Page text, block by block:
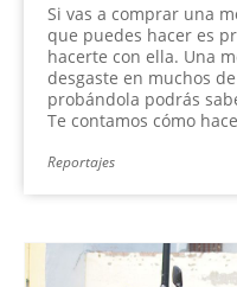
Si vas a comprar una
que puedes hacer es
hacerte con ella. Una
desgaste en muchos
probándola podrás
Te contamos cómo
Reportajes